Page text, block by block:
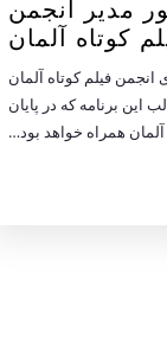
مدیر انجمن
کوتاه آلمان
انجمن فیلم کوتاه آلمان
این برنامه که در پایان
همراه خواهد بود…